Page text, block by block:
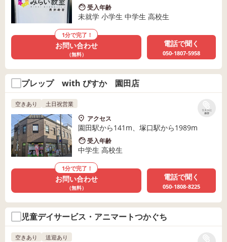
受入年齢
未就学 小学生 中学生 高校生
1分で完了！
お問い合わせ
（無料）
電話で聞く
050-1807-5958
プレップ with ぴすか 園田店
リストに
保存
空きあり 土日祝営業
アクセス
園田駅から141m、塚口駅から1989m
受入年齢
中学生 高校生
1分で完了！
お問い合わせ
（無料）
電話で聞く
050-1808-8225
児童デイサービス・アニマートつかぐち
空きあり 送迎あり